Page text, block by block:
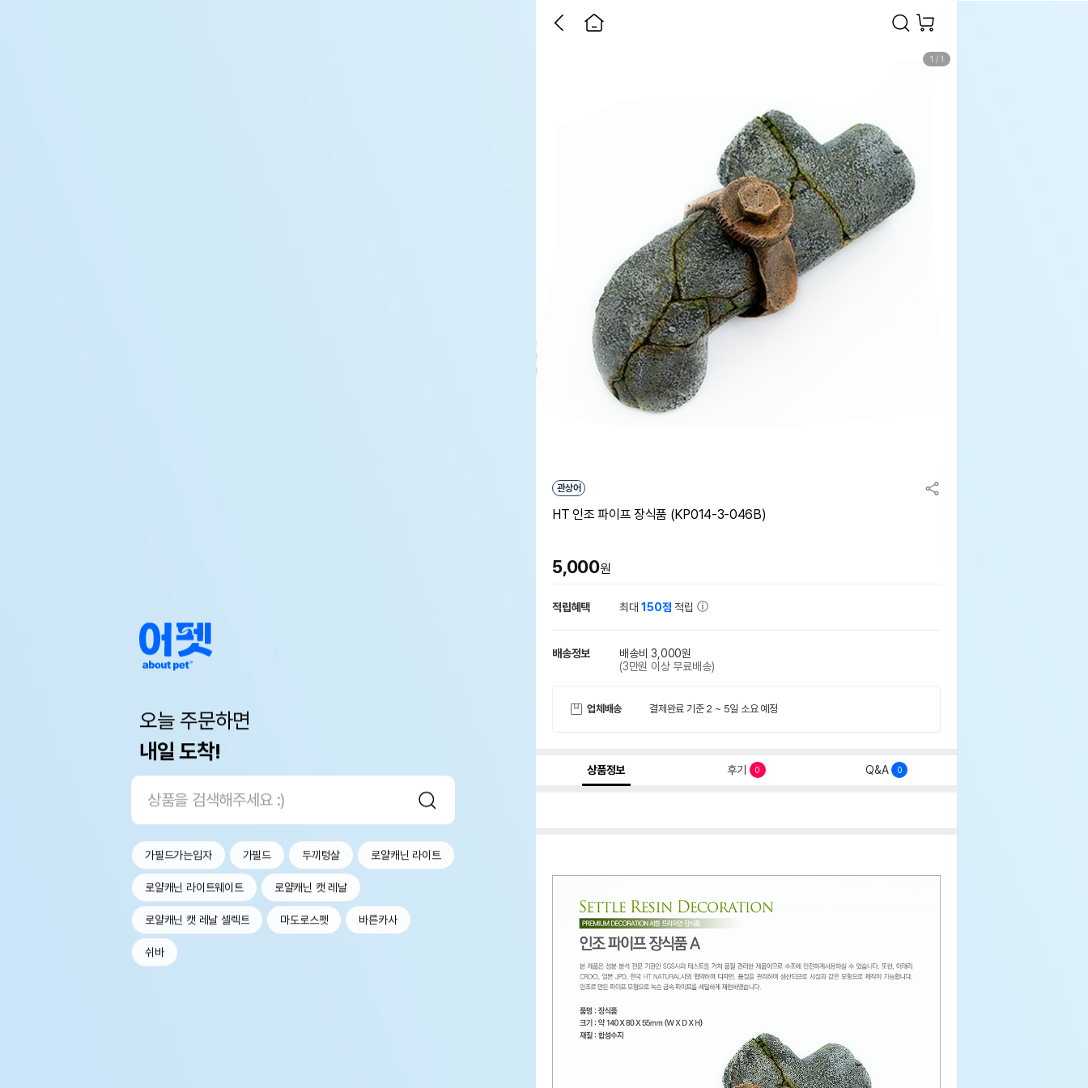
오늘 주문하면
내일 도착!
가필드가는입자 가필드 두끼텅살 로얄캐닌 라이트
로얄캐닌 라이트웨이트 로얄캐닌 캣 레날
로얄캐닌 캣 레날 셀렉트 마도로스펫 바른카사
쉬바
1 / 1
관상어
HT 인조 파이프 장식품 (KP014-3-046B)
5,000원
적립혜택 최대150점 적립
배송정보
배송비 3,000원
(3만원 이상 무료배송)
업체배송 결제완료 기준 2 ~ 5일 소요 예정
상품정보 후기 0 Q&A 0